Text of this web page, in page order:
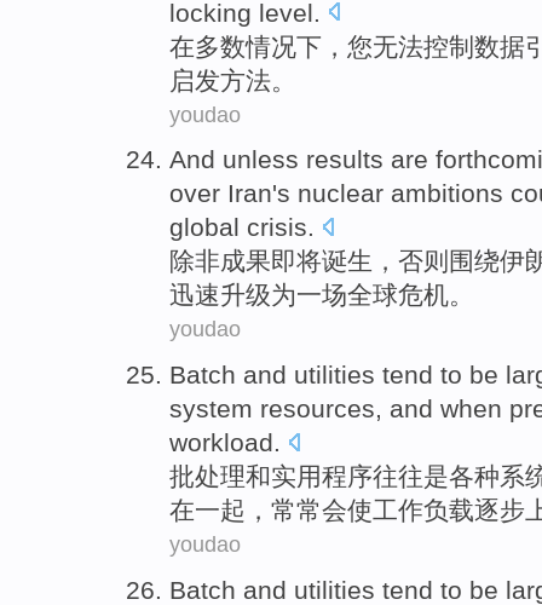
locking level
在多数情况下 ， 您无法控制数据
启发方法。
youdao
And unless results are
over Iran's nuclear ambitions
global crisis.
除非成果即将诞生，否则围绕伊
迅速升级为一场全球危机。
youdao
Batch and utilities tend to be
system resources, and when
workload.
批处理和实用程序往往是各种系
在一起 ， 常常会使工作负载逐步
youdao
Batch and utilities tend to be